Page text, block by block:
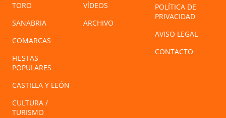
TORO
SANABRIA
COMARCAS
FIESTAS
POPULARES
CASTILLA Y LEÓN
CULTURA /
TURISMO
VÍDEOS
ARCHIVO
POLÍTICA DE
PRIVACIDAD
AVISO LEGAL
CONTACTO